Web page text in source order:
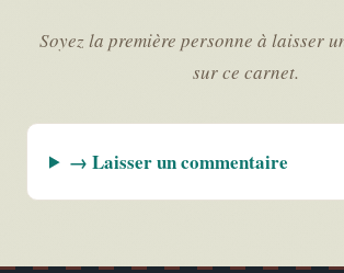
Soyez la première personne à laisser
sur ce carnet.
→ Laisser un commentaire